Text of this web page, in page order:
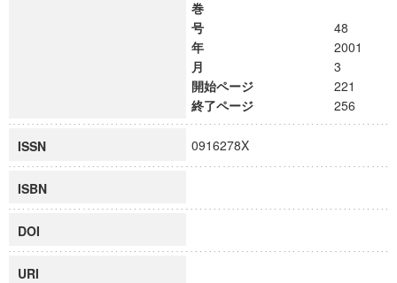
巻
号
48
年
2001
月
3
開始ページ
221
終了ページ
256
ISSN 0916278X
ISBN
DOI
URI